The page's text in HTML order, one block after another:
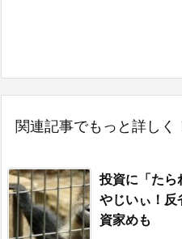
関連記事でもっと詳しく
投資に「たら
やじいぃ！
資家めも